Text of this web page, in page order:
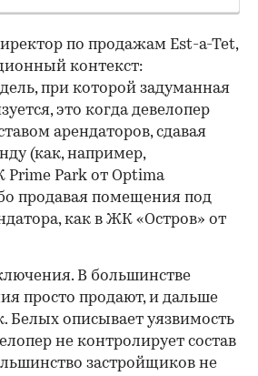
по продажам Est-a-Tet,
контекст:
при которой задуманная
это когда девелопер
арендаторов, сдавая
(как, например,
Park от Optima
продавая помещения под
как в ЖК «Остров» от
В большинстве
просто продают, и дальше
Белых описывает уязвимость
не контролирует состав
застройщиков не